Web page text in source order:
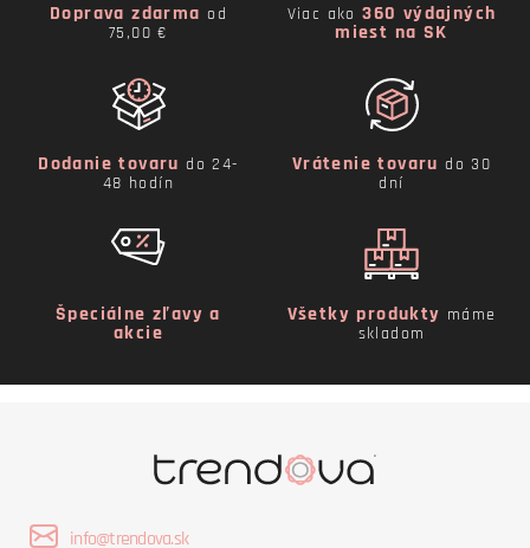
Doprava zdarma od
75,00 €
Viac ako360 výdajných
miest na SK
Dodanie tovaru do 24-
48 hodín
Vrátenie tovaru do 30
dní
Špeciálne zľavy a
akcie
Všetky produkty máme
skladom
info@trendova.sk